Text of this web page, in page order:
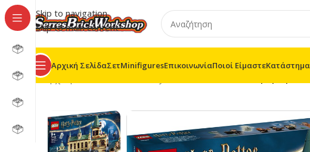
Skip to navigation
Skip to main content
Αρχική ΣελίδαΣετMinifiguresΕπικοινωνίαΠοιοί ΕίμαστεΚατάστημα
Αρχική σελίδα